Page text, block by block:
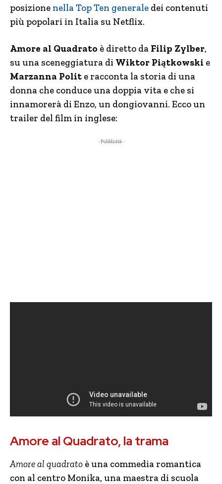
posizione nella Top Ten generale dei contenuti
più popolari in Italia su Netflix.
Amore al Quadrato è diretto da Filip Zylber,
su una sceneggiatura di Wiktor Piątkowski e
Marzanna Polit e racconta la storia di una
donna che conduce una doppia vita e che si
innamorerà di Enzo, un dongiovanni. Ecco un
trailer del film in inglese:
- Pubblicità -
Amore al Quadrato, la trama
Amore al quadrato è una commedia romantica
con al centro Monika, una maestra di scuola